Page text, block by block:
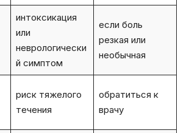
интоксикация
или
неврологически
й симптом
если боль
резкая или
необычная
риск тяжелого
течения
обратиться к
врачу